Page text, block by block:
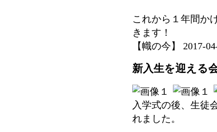
これから１年間か
きます！
【幟の今】 2017-
新入生を迎える
入学式の後、生徒
れました。